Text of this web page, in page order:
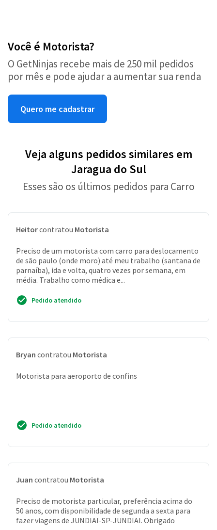
Você é Motorista?
O GetNinjas recebe mais de 250 mil pedidos
por mês e pode ajudar a aumentar sua renda
Quero me cadastrar
Veja alguns pedidos similares em
Jaragua do Sul
Esses são os últimos pedidos para Carro
Heitorcontratou Motorista
Preciso de um motorista com carro para deslocamento
de são paulo (onde moro) até meu trabalho (santana de
parnaíba), ida e volta, quatro vezes por semana, em
média. Trabalho como médica e...
Pedido atendido
Bryan contratou Motorista
Motorista para aeroporto de confins
Pedido atendido
Juan contratou Motorista
Preciso de motorista particular, preferência acima do
50 anos, com disponibilidade de segunda a sexta para
fazer viagens de JUNDIAI-SP-JUNDIAI. Obrigado